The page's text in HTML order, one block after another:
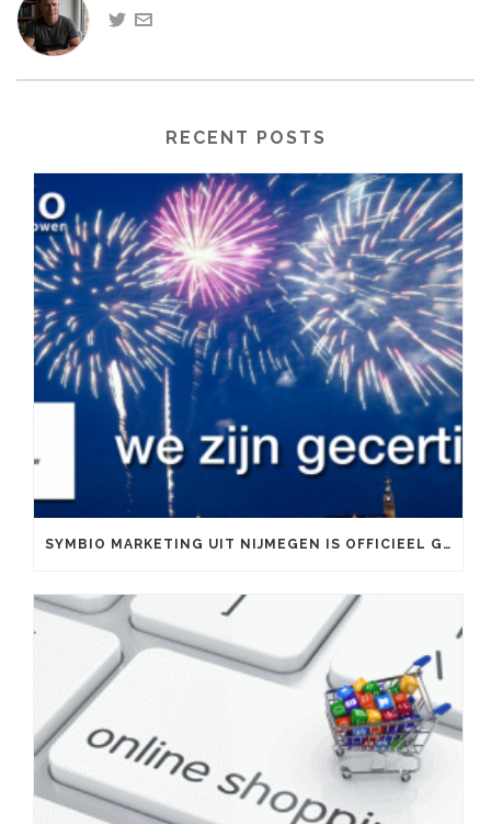
RECENT POSTS
SYMBIO MARKETING UIT NIJMEGEN IS OFFICIEEL GOOGLE PARTNER